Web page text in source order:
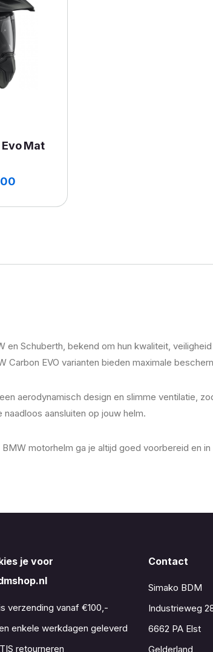
Evo Mat
Huidige
Schuberth, bekend om hun kwaliteit,
Carbon EVO varianten bieden maximale
aerodynamisch design en slimme ventilatie,
aansluiten op jouw helm.
motorhelm ga je altijd goed voorbereid en
je voor
verzending vanaf €100,-
enkele werkdagen geleverd
retourneren
Contact
Simako BDM
Industrieweg
6662 PA Elst
Gelderland